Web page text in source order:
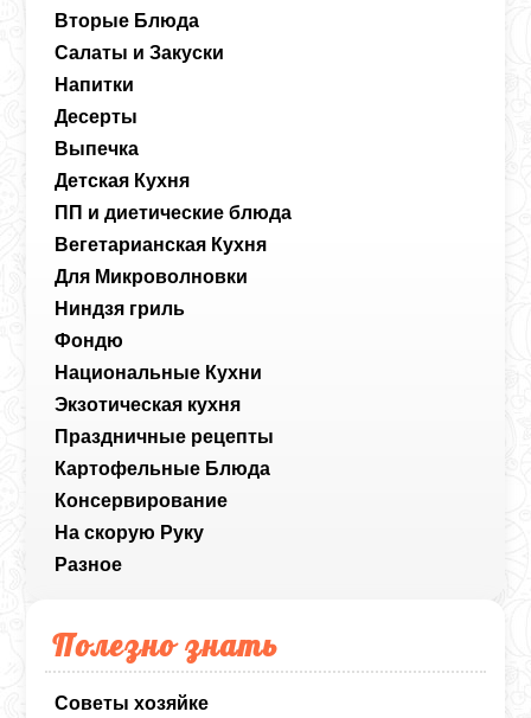
Вторые Блюда
Салаты и Закуски
Напитки
Десерты
Выпечка
Детская Кухня
ПП и диетические блюда
Вегетарианская Кухня
Для Микроволновки
Ниндзя гриль
Фондю
Национальные Кухни
Экзотическая кухня
Праздничные рецепты
Картофельные Блюда
Консервирование
На скорую Руку
Разное
Полезно знать
Советы хозяйке